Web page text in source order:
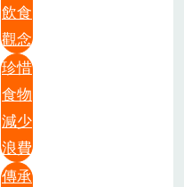
飲食
觀念
珍惜
食物
減少
浪費
傳承